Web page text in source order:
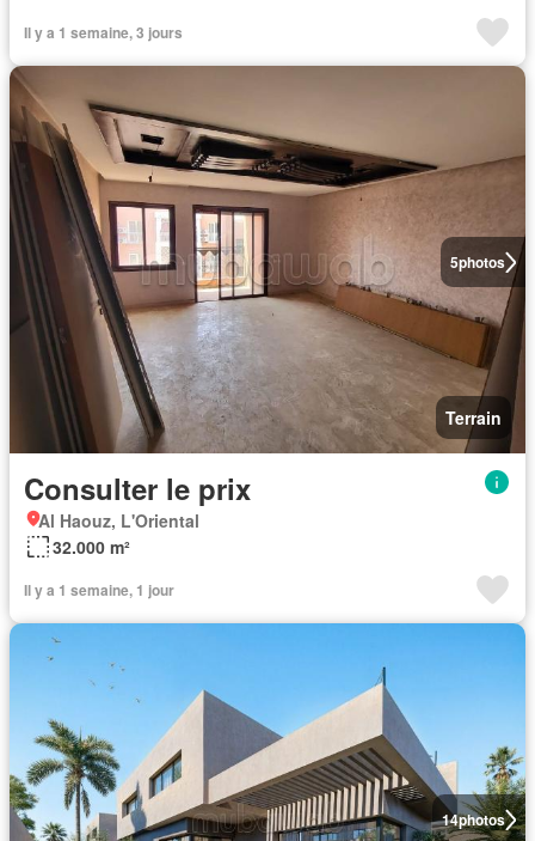
Il y a 1 semaine, 3 jours
5photos
Terrain
Consulter le prix
Al Haouz, L'Oriental
32.000 m²
Il y a 1 semaine, 1 jour
14photos